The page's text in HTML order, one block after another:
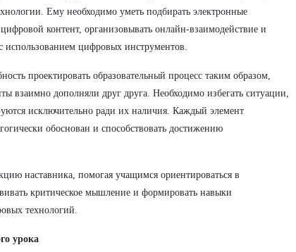
Ему необходимо уметь подбирать электронные
цифровой контент, организовывать онлайн-взаимодействие и
использованием цифровых инструментов.
проектировать образовательный процесс таким образом,
взаимно дополняли друг друга. Необходимо избегать ситуации,
исключительно ради их наличия. Каждый элемент
обоснован и способствовать достижению
наставника, помогая учащимся ориентироваться в
критическое мышление и формировать навыки
технологий.
урока